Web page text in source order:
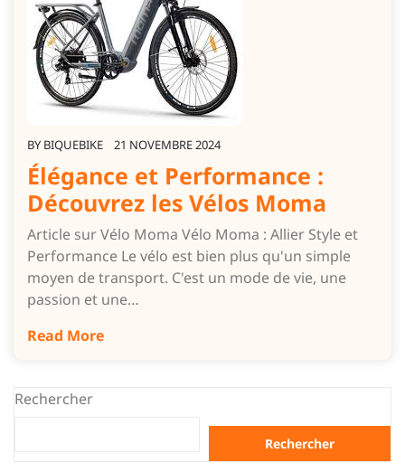
BY BIQUEBIKE 21 NOVEMBRE 2024
Élégance et Performance :
Découvrez les Vélos Moma
Article sur Vélo Moma Vélo Moma : Allier Style et
Performance Le vélo est bien plus qu'un simple
moyen de transport. C'est un mode de vie, une
passion et une…
Read More
Rechercher
Rechercher